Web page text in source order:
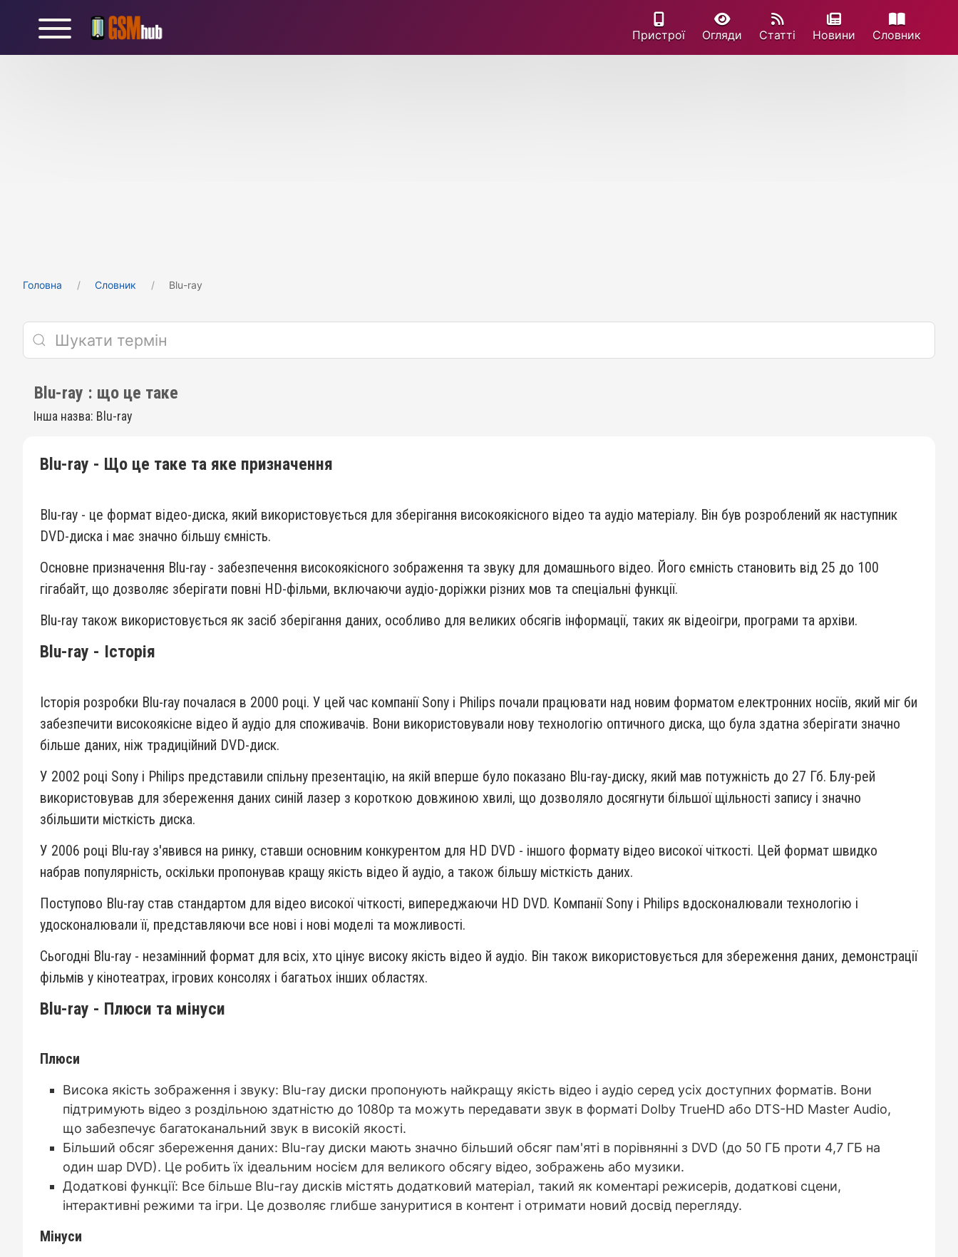
Пристрої Огляди Статті Новини Cловник
Головна Cловник Blu-ray
Blu-ray : що це таке
Інша назва: Blu-ray
Blu-ray - Що це таке та яке призначення
Blu-ray - це формат відео-диска, який використовується для зберігання високоякісного відео та аудіо матеріалу. Він був розроблений як наступник
DVD-диска і має значно більшу ємність.
Основне призначення Blu-ray - забезпечення високоякісного зображення та звуку для домашнього відео. Його ємність становить від 25 до 100
гігабайт, що дозволяє зберігати повні HD-фільми, включаючи аудіо-доріжки різних мов та спеціальні функції.
Blu-ray також використовується як засіб зберігання даних, особливо для великих обсягів інформації, таких як відеоігри, програми та архіви.
Blu-ray - Історія
Історія розробки Blu-ray почалася в 2000 році. У цей час компанії Sony і Philips почали працювати над новим форматом електронних носіїв, який міг би
забезпечити високоякісне відео й аудіо для споживачів. Вони використовували нову технологію оптичного диска, що була здатна зберігати значно
більше даних, ніж традиційний DVD-диск.
У 2002 році Sony і Philips представили спільну презентацію, на якій вперше було показано Blu-ray-диску, який мав потужність до 27 Гб. Блу-рей
використовував для збереження даних синій лазер з короткою довжиною хвилі, що дозволяло досягнути більшої щільності запису і значно
збільшити місткість диска.
У 2006 році Blu-ray з'явився на ринку, ставши основним конкурентом для HD DVD - іншого формату відео високої чіткості. Цей формат швидко
набрав популярність, оскільки пропонував кращу якість відео й аудіо, а також більшу місткість даних.
Поступово Blu-ray став стандартом для відео високої чіткості, випереджаючи HD DVD. Компанії Sony і Philips вдосконалювали технологію і
удосконалювали її, представляючи все нові і нові моделі та можливості.
Сьогодні Blu-ray - незамінний формат для всіх, хто цінує високу якість відео й аудіо. Він також використовується для збереження даних, демонстрації
фільмів у кінотеатрах, ігрових консолях і багатьох інших областях.
Blu-ray - Плюси та мінуси
Плюси
Висока якість зображення і звуку: Blu-ray диски пропонують найкращу якість відео і аудіо серед усіх доступних форматів. Вони
підтримують відео з роздільною здатністю до 1080p та можуть передавати звук в форматі Dolby TrueHD або DTS-HD Master Audio,
що забезпечує багатоканальний звук в високій якості.
Більший обсяг збереження даних: Blu-ray диски мають значно більший обсяг пам'яті в порівнянні з DVD (до 50 ГБ проти 4,7 ГБ на
один шар DVD). Це робить їх ідеальним носієм для великого обсягу відео, зображень або музики.
Додаткові функції: Все більше Blu-ray дисків містять додатковий матеріал, такий як коментарі режисерів, додаткові сцени,
інтерактивні режими та ігри. Це дозволяє глибше зануритися в контент і отримати новий досвід перегляду.
Мінуси